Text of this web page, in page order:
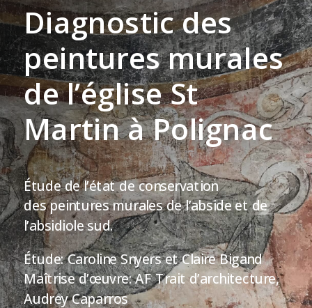
Diagnostic des
peintures murales
de l’église St
Martin à Polignac
Étude de l’état de conservation
des peintures murales de l’abside et de
l’absidiole sud.
Étude: Caroline Snyers et Claire Bigand
Maîtrise d’œuvre: AF Trait d’architecture,
Audrey Caparros